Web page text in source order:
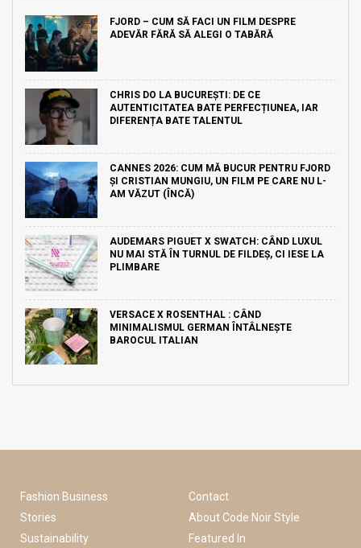
FJORD – CUM SĂ FACI UN FILM DESPRE
ADEVĂR FĂRĂ SĂ ALEGI O TABĂRĂ
CHRIS DO LA BUCUREȘTI: DE CE
AUTENTICITATEA BATE PERFECȚIUNEA, IAR
DIFERENȚA BATE TALENTUL
CANNES 2026: CUM MĂ BUCUR PENTRU FJORD
ȘI CRISTIAN MUNGIU, UN FILM PE CARE NU L-
AM VĂZUT (ÎNCĂ)
AUDEMARS PIGUET X SWATCH: CÂND LUXUL
NU MAI STĂ ÎN TURNUL DE FILDEȘ, CI IESE LA
PLIMBARE
VERSACE X ROSENTHAL : CÂND
MINIMALISMUL GERMAN ÎNTÂLNEȘTE
BAROCUL ITALIAN
Fashion Business
Stories
Sustainability
Contact
About Code Noir Style
Featured In